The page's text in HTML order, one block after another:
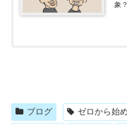
象
ブログ
ゼロから始